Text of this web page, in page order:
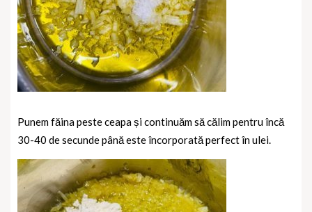
Punem făina peste ceapa și continuăm să călim pentru încă
30-40 de secunde până este încorporată perfect în ulei.